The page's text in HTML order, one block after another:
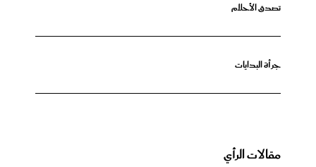
تصدق الأحلام
جرأة البدايات
مقالات الرأي